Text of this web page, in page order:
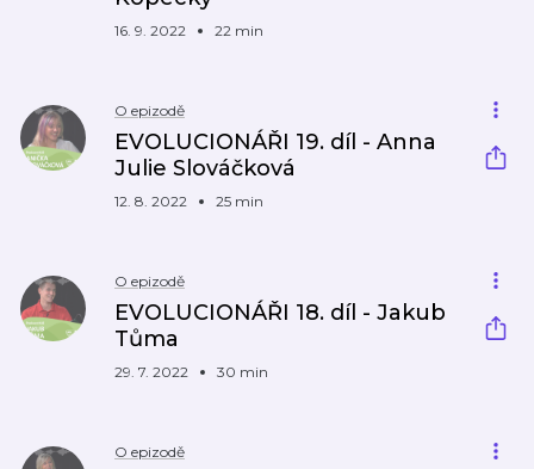
16. 9. 2022 22 min
O epizodě
EVOLUCIONÁŘI 19. díl - Anna
Julie Slováčková
12. 8. 2022 25 min
O epizodě
EVOLUCIONÁŘI 18. díl - Jakub
Tůma
29. 7. 2022 30 min
O epizodě